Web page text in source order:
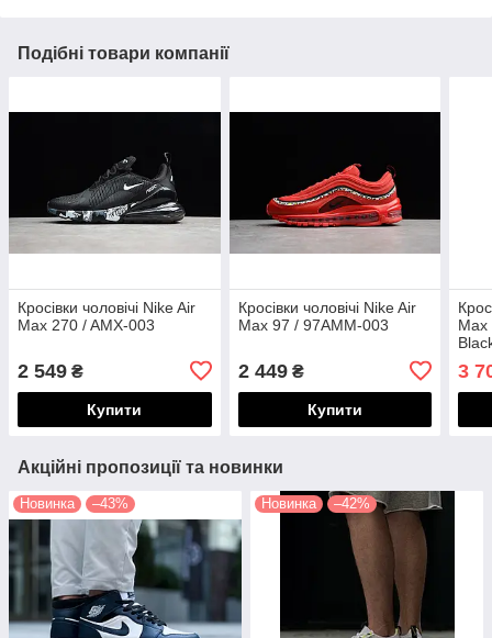
Подібні товари компанії
Кросівки чоловічі Nike Air
Max 270 / AMX-003
2 549 ₴
Купити
Кросівки чоловічі Nike Air
Max 97 / 97AMM-003
2 449₴
Купити
Max
3
Акційні пропозиції та новинки
Новинка –43% Новинка –42%